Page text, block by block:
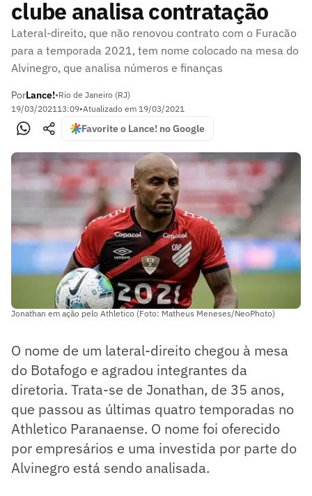
clube analisa contratação
Lateral-direito, que não renovou contrato com o Furacão
para a temporada 2021, tem nome colocado na mesa do
Alvinegro, que analisa números e finanças
PorLance!•Rio de Janeiro (RJ)
19/03/202113:09•Atualizado em 19/03/2021
Favorite o Lance! no Google
Jonathan em ação pelo Athletico (Foto: Matheus Meneses/NeoPhoto)
O nome de um lateral-direito chegou à mesa
do Botafogo e agradou integrantes da
diretoria. Trata-se de Jonathan, de 35 anos,
que passou as últimas quatro temporadas no
Athletico Paranaense. O nome foi oferecido
por empresários e uma investida por parte do
Alvinegro está sendo analisada.